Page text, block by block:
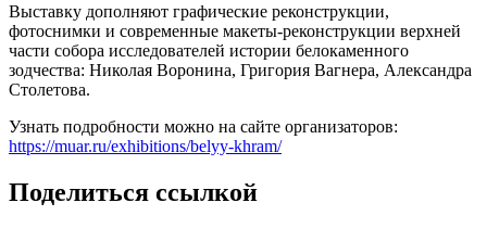
Выставку дополняют графические реконструкции,
фотоснимки и современные макеты-реконструкции верхней
части собора исследователей истории белокаменного
зодчества: Николая Воронина, Григория Вагнера, Александра
Столетова.
Узнать подробности можно на сайте организаторов:
https://muar.ru/exhibitions/belyy-khram/
Поделиться ссылкой